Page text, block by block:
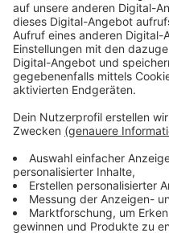
Wir
Zustimmung,
Video-
Wir
einzubetten.
Daten zu
sammeln.
Details durch
Nutzung des
Video